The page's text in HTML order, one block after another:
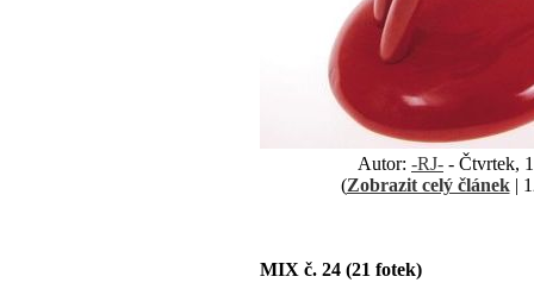
Autor: -RJ- - Čtvrtek,
(Zobrazit celý článek|
MIX č. 24 (21 fotek)